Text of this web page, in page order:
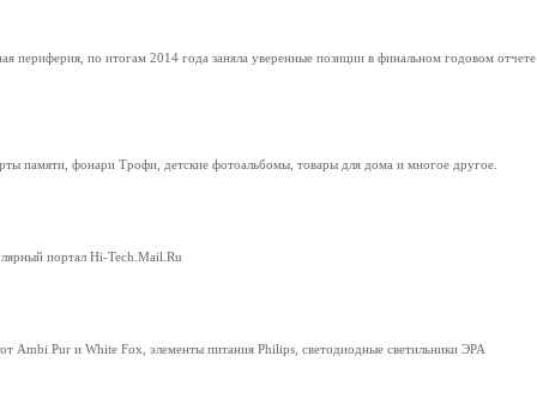
периферия, по итогам 2014 года заняла уверенные позиции в финальном годовом отчете
памяти, фонари Трофи, детские фотоальбомы, товары для дома и многое другое.
портал Hi-Tech.Mail.Ru
Ambi Pur и White Fox, элементы питания Philips, светодиодные светильники ЭРА